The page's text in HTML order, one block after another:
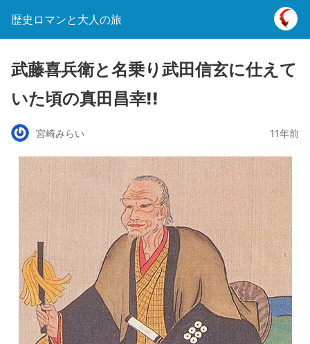
歴史ロマンと大人の旅
武藤喜兵衛と名乗り武田信玄に仕えて
いた頃の真田昌幸!!
宮崎みらい 11年前